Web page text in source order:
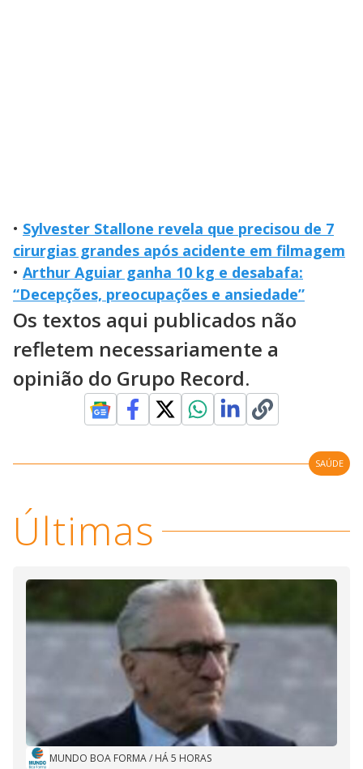
• Sylvester Stallone revela que precisou de 7
cirurgias grandes após acidente em filmagem
• Arthur Aguiar ganha 10 kg e desabafa:
“Decepções, preocupações e ansiedade”
Os textos aqui publicados não
refletem necessariamente a
opinião do Grupo Record.
SAÚDE
Últimas
MUNDO BOA FORMA/ HÁ 5 HORAS